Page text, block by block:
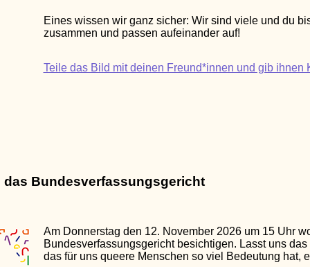
Eines wissen wir ganz sicher: Wir sind viele und du
zusammen und passen aufeinander auf!
Teile das Bild mit deinen Freund*innen und gib ihnen
Bundesverfassungsgericht
Am Donnerstag den 12. November 2026 um 15 Uhr
Bundesverfassungsgericht besichtigen. Lasst uns
das für uns queere Menschen so viel Bedeutung hat,